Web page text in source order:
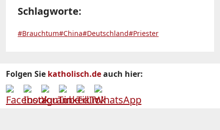
Schlagworte:
#Brauchtum#China#Deutschland#Priester
Folgen Sie katholisch.deauch hier: